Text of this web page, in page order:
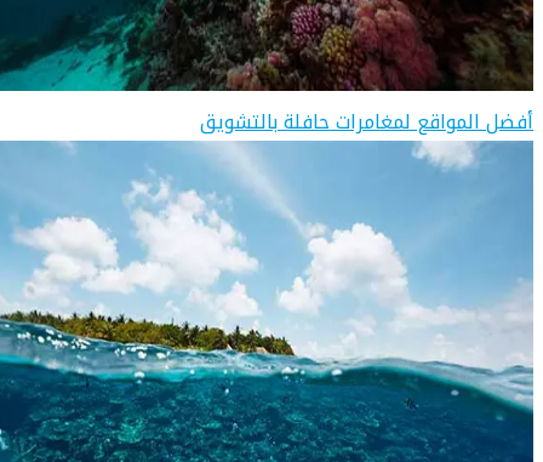
أفضل المواقع لمغامرات حافلة بالتشويق